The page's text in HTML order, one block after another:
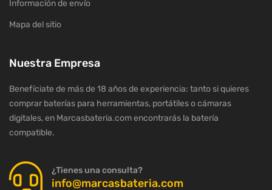
Información de envío
Mapa del sitio
Nuestra Empresa
Benefíciate de más de 18 años de experiencia: tanto si quieres
comprar baterías para herramientas, portátiles o cámaras
digitales, en Marcasbateria.com encontrarás la batería
compatible.
¿Tienes una consulta?
info@marcasbateria.com